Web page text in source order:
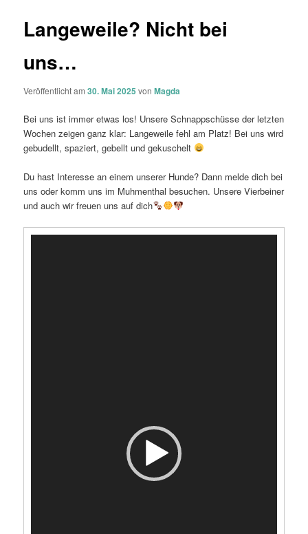
Langeweile? Nicht bei
uns…
Veröffentlicht am30. Mai 2025 vonMagda
Bei uns ist immer etwas los! Unsere Schnappschüsse der letzten
Wochen zeigen ganz klar: Langeweile fehl am Platz! Bei uns wird
gebudellt, spaziert, gebellt und gekuschelt
Du hast Interesse an einem unserer Hunde? Dann melde dich bei
uns oder komm uns im Muhmenthal besuchen. Unsere Vierbeiner
und auch wir freuen uns auf dich